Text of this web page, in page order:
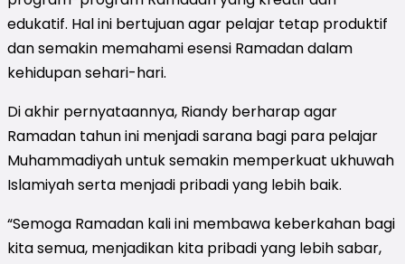
edukatif. Hal ini bertujuan agar pelajar tetap produktif
dan semakin memahami esensi Ramadan dalam
kehidupan sehari-hari.
Di akhir pernyataannya, Riandy berharap agar
Ramadan tahun ini menjadi sarana bagi para pelajar
Muhammadiyah untuk semakin memperkuat ukhuwah
Islamiyah serta menjadi pribadi yang lebih baik.
“Semoga Ramadan kali ini membawa keberkahan bagi
kita semua, menjadikan kita pribadi yang lebih sabar,